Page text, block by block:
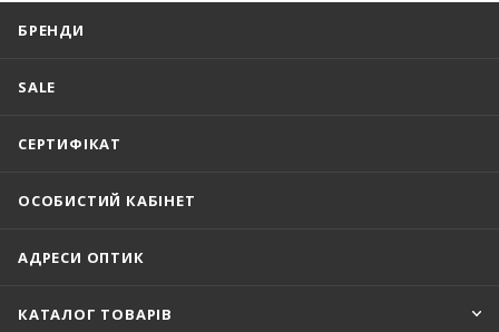
БРЕНДИ
SALE
СЕРТИФІКАТ
ОСОБИСТИЙ КАБІНЕТ
АДРЕСИ ОПТИК
КАТАЛОГ ТОВАРІВ